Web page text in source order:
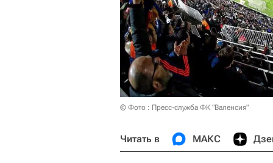
© Фото : Пресс-служба ФК "Валенсия"
Читать в МАКС